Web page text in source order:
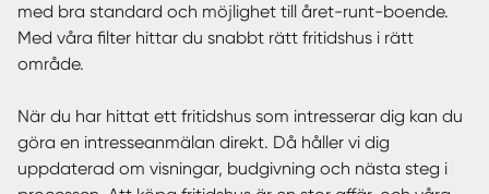
med bra standard och möjlighet till året-runt-boende.
Med våra filter hittar du snabbt rätt fritidshus i rätt
område.
När du har hittat ett fritidshus som intresserar dig kan du
göra en intresseanmälan direkt. Då håller vi dig
uppdaterad om visningar, budgivning och nästa steg i